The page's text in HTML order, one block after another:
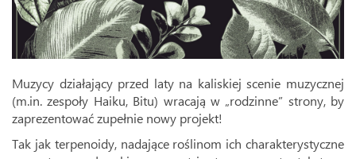
Muzycy działający przed laty na kaliskiej scenie muzycznej
(m.in. zespoły Haiku, Bitu) wracają w „rodzinne” strony, by
zaprezentować zupełnie nowy projekt!
Tak jak terpenoidy, nadające roślinom ich charakterystyczne